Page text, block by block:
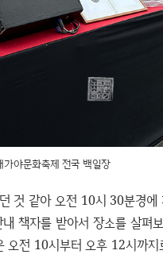
야문화축제 전국 백일장
것 같아 오전 10시 30분경에
책자를 받아서 장소를 살펴
오전 10시부터 오후 12시까